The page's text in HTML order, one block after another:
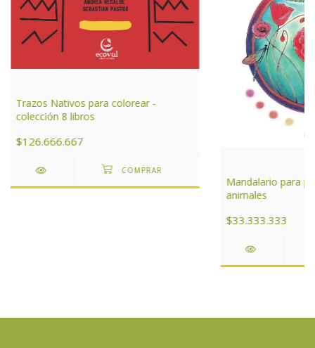
Trazos Nativos para colorear -
colección 8 libros
$126.666.667
Mandalario para
animales
$33.333.333